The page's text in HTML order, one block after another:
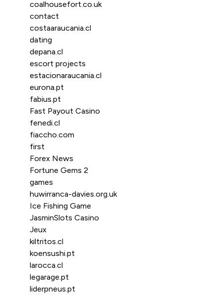
coalhousefort.co.uk
contact
costaaraucania.cl
dating
depana.cl
escort projects
estacionaraucania.cl
eurona.pt
fabius.pt
Fast Payout Casino
fenedi.cl
fiaccho.com
first
Forex News
Fortune Gems 2
games
huwirranca-davies.org.uk
Ice Fishing Game
JasminSlots Casino
Jeux
kiltritos.cl
koensushi.pt
larocca.cl
legarage.pt
liderpneus.pt